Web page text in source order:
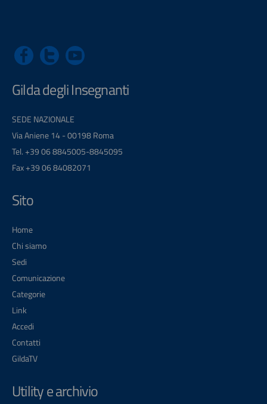
Gilda degli Insegnanti
SEDE NAZIONALE
Via Aniene 14 - 00198 Roma
Tel. +39 06 8845005-8845095
Fax +39 06 84082071
Sito
Home
Chi siamo
Sedi
Comunicazione
Categorie
Link
Accedi
Contatti
GildaTV
Utility e archivio